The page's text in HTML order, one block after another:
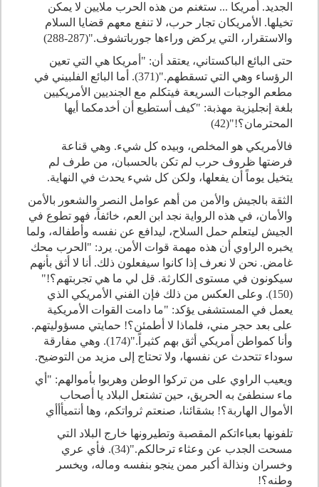
الجديد. أمريكا ... ستغنم من هذه الحرب ملايين لا يمكن
تخيلها. الأمريكان تجار حرب، لا تنفع معهم قضايا السلام
والاستقرار، التي يركض وراءها جورباتشوف."(287-288)
حتى البائع الباكستاني، يعتقد أن: "أمريكا هي التي تعين
الرؤساء وهي التي تسقطهم."(371). أما البائع الفلبيني في
مطعم الوجبات السريعة فيتكلم مع الجنديين الأمريكيين
بلغة إنجليزية مهذبة: "كيف أستطيع أن أخدمكما أيها
المحترمان؟!"(42)
فالأمريكي هو المخلص، وبيده كل شيء. وهي قناعة
فرضتها ظروف حرب لم تكن بالحسبان، من طرف لم
يتخيل يوماً أن يفعلها، ولكن كل شيء يحدث في النهاية.
الثقة بالجيش والأمن من أهم عوامل النصر والشعور بالأمن
والأمان، في هذه الرواية نجد ابن العم، خائفاً، فهو تطوع في
الجيش ليتعلم حمل السلاح، ليدافع عن نفسه وأطفاله، ولما
يخبره الراوي أن هذه مهمة قوات الأمن. يرد: "الحرب محك
غامض. نحن لا نعرف إذا كانوا سيفعلون ذلك. أنا لا أثق بأنهم
سيكونون في مستوى الكارثة. قل لي ما هي تجربتهم؟!"
(150). وعلى العكس من ذلك فإن الفني الأمريكي الذي
يعمل في المستشفى يؤكد: "ما دامت القوات الأمريكية
على بعد حجر مني، فلماذا لا أطمئن؟! حمايتي مسؤوليتهم.
وأنا كمواطن أمريكي أثق بهم كثيراً."(174). وهي مفارقة
سوداء تتحدث عن نفسها، ولا تحتاج إلى مزيد من التوضيح.
ويعيب الراوي على من تركوا الوطن وهربوا بأموالهم: "أي
ماء سنطفئ به الحريق، حين تشتعل البلاد يا أصحاب
الأموال الهاربة؟! بشقائنا، صنعتم ثرواتكم، وها أنتميأأأي
تلفونها بعباءاتكم المقصبة وتطيرونها خارج البلاد التي
مسحت الجدب عن وعثاء ترحالكم."(34). فأي عري
وخسران ونذالة أكبر ممن ينجو بنفسه وماله، ويخسر
وطنه؟!